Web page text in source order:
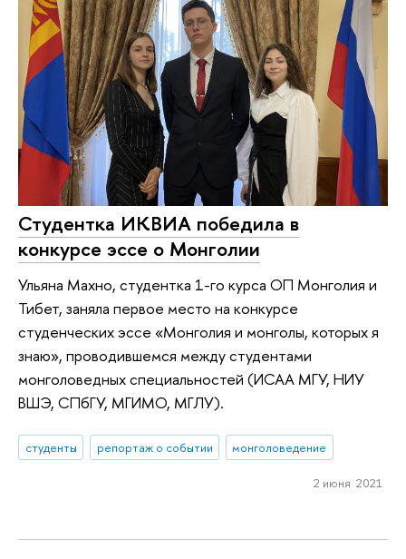
Студентка ИКВИА победила в
конкурсе эссе о Монголии
Ульяна Махно, студентка 1-го курса ОП Монголия и
Тибет, заняла первое место на конкурсе
студенческих эссе «Монголия и монголы, которых я
знаю», проводившемся между студентами
монголоведных специальностей (ИСАА МГУ, НИУ
ВШЭ, СПбГУ, МГИМО, МГЛУ).
студенты репортаж о событии монголоведение
2 июня 2021